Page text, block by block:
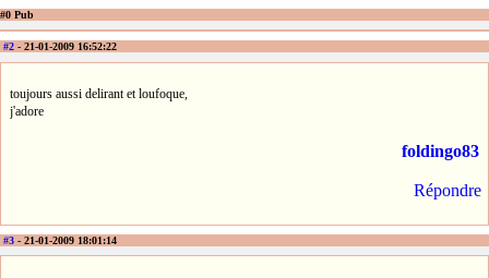
#0 Pub
#2 - 21-01-2009 16:52:22
toujours aussi delirant et loufoque,
j'adore
foldingo83
Répondre
#3 - 21-01-2009 18:01:14